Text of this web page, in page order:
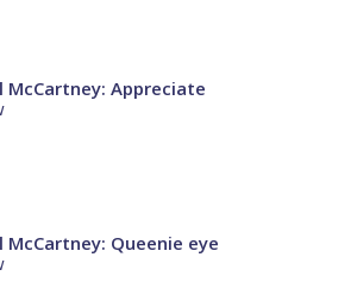
McCartney: Appreciate
McCartney: Queenie eye